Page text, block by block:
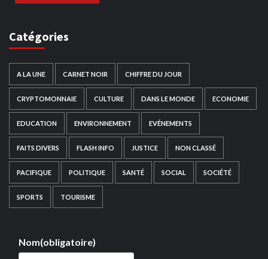
Catégories
A LA UNE CARNET NOIR CHIFFRE DU JOUR
CRYPTOMONNAIE CULTURE DANS LE MONDE ECONOMIE
EDUCATION ENVIRONNEMENT EVÉNEMENTS
FAITS DIVERS FLASH INFO JUSTICE NON CLASSÉ
PACIFIQUE POLITIQUE SANTÉ SOCIAL SOCIÉTÉ
SPORTS TOURISME
Nom(obligatoire)